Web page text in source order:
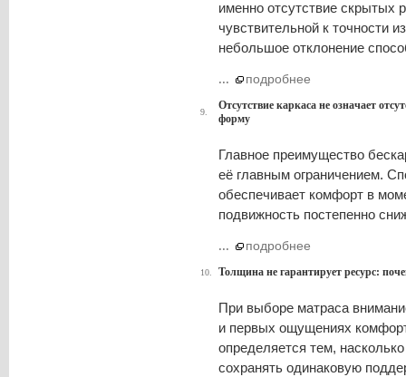
именно отсутствие скрытых
чувствительной к точности
небольшое отклонение
... подробнее
9.
Отсутствие каркаса не означает
форму
Главное преимущество
её главным ограничением.
обеспечивает комфорт в
подвижность постепенно
... подробнее
10. Толщина не гарантирует ресурс:
При выборе матраса
и первых ощущениях
определяется тем,
сохранять одинаковую